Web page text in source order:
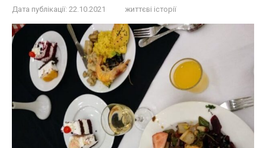
Дата публікації: 22.10.2021 життєві історії